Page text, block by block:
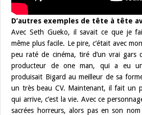
D’autres exemples de tête à tête
Avec Seth Gueko, il savait ce que je
même plus facile. Le pire, c’était avec
peu raté de cinéma, tiré d’un vrai gars
producteur de one man, qui a eu
produisait Bigard au meilleur de sa
un très beau CV. Maintenant, il fait un
qui arrive, c’est la vie. Avec ce
sacrées horreurs, alors pas en son